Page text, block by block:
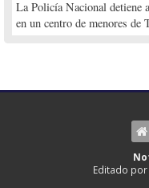
La Policía Nacional detiene
en un centro de menores de
Editado por